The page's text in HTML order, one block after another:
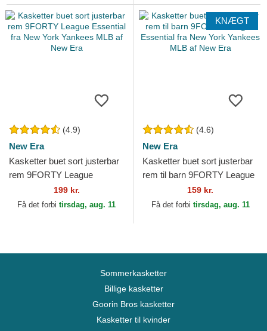
(4.9)
New Era
Kasketter buet sort justerbar
rem 9FORTY League
Essential fra New York
Yankees MLB af New Era
199 kr.
Få det forbi tirsdag, aug. 11
KNÆGT
(4.6)
New Era
Kasketter buet sort justerbar
rem til barn 9FORTY League
Essential fra New York
Yankees MLB af...
159 kr.
Få det forbi tirsdag, aug. 11
Sommerkasketter
Billige kasketter
Goorin Bros kasketter
Kasketter til kvinder